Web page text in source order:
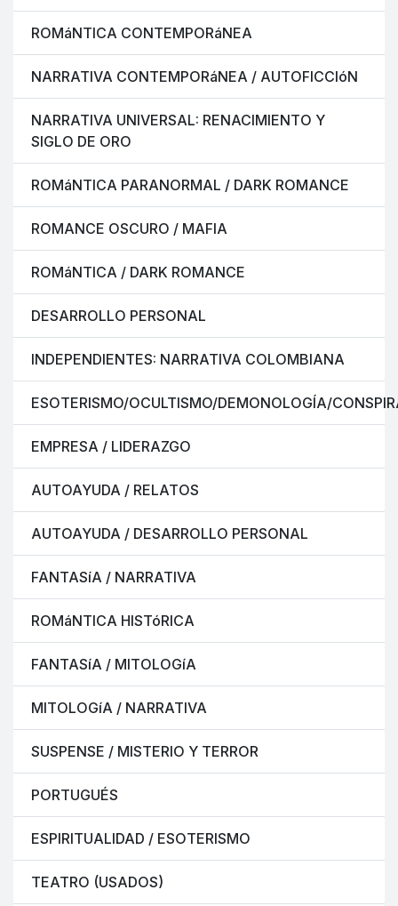
ROMáNTICA CONTEMPORáNEA
NARRATIVA CONTEMPORáNEA / AUTOFICCIóN
NARRATIVA UNIVERSAL: RENACIMIENTO Y
SIGLO DE ORO
ROMáNTICA PARANORMAL / DARK ROMANCE
ROMANCE OSCURO / MAFIA
ROMáNTICA / DARK ROMANCE
DESARROLLO PERSONAL
INDEPENDIENTES: NARRATIVA COLOMBIANA
ESOTERISMO/OCULTISMO/DEMONOLOGÍA/
EMPRESA / LIDERAZGO
AUTOAYUDA / RELATOS
AUTOAYUDA / DESARROLLO PERSONAL
FANTASíA / NARRATIVA
ROMáNTICA HISTóRICA
FANTASíA / MITOLOGíA
MITOLOGíA / NARRATIVA
SUSPENSE / MISTERIO Y TERROR
PORTUGUÉS
ESPIRITUALIDAD / ESOTERISMO
TEATRO (USADOS)